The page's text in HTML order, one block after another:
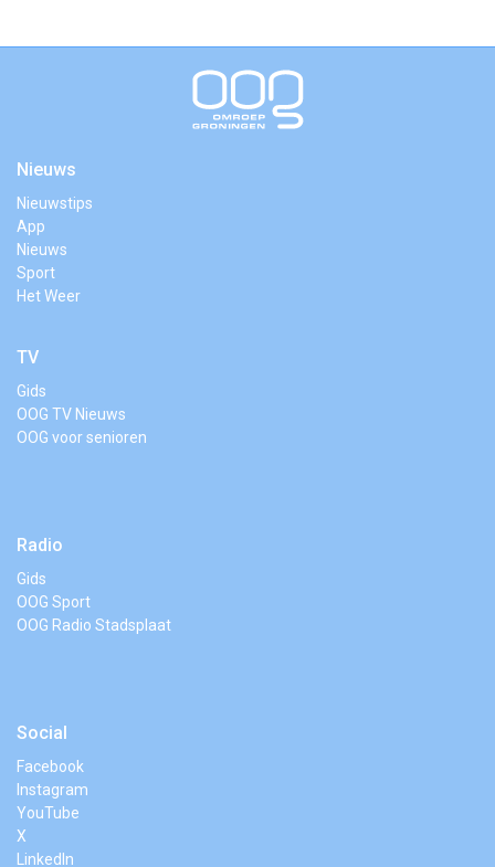
Nieuws
Nieuwstips
App
Nieuws
Sport
Het Weer
TV
Gids
OOG TV Nieuws
OOG voor senioren
Radio
Gids
OOG Sport
OOG Radio Stadsplaat
Social
Facebook
Instagram
YouTube
X
LinkedIn